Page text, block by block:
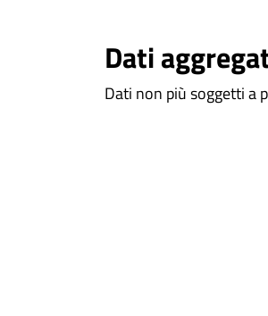
Dati
Dati non più soggetti a